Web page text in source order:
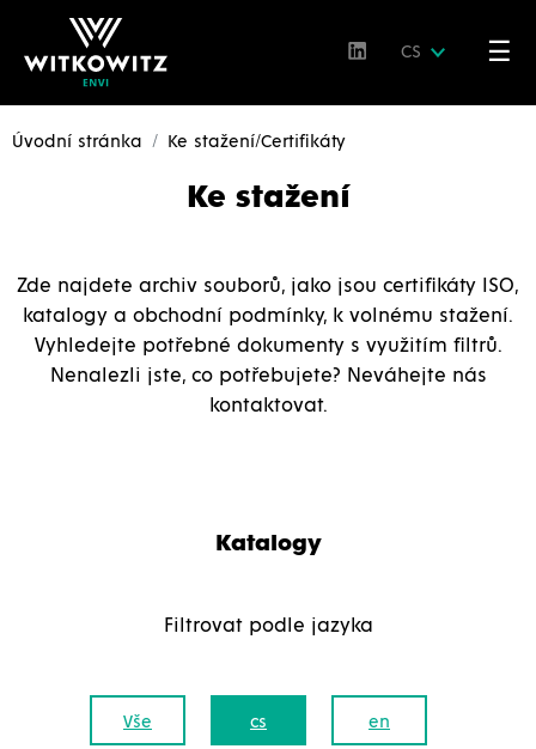
CS ☰
Úvodní stránka Ke stažení/Certifikáty
Ke stažení
Zde najdete archiv souborů, jako jsou certifikáty ISO,
katalogy a obchodní podmínky, k volnému stažení.
Vyhledejte potřebné dokumenty s využitím filtrů.
Nenalezli jste, co potřebujete? Neváhejte nás
kontaktovat.
Katalogy
Filtrovat podle jazyka
Vše cs en